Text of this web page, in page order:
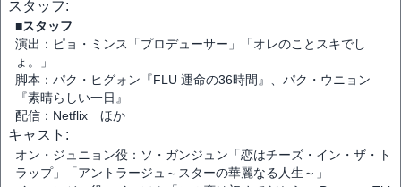
スタッフ:
■スタッフ
演出：ピョ・ミンス「プロデューサー」「オレのことスキでし
ょ。」
脚本：パク・ヒグォン『FLU 運命の36時間』、パク・ウニョン
『素晴らしい一日』
配信：Netflix ほか
キャスト:
オン・ジュニョン役：ソ・ガンジュン「恋はチーズ・イン・ザ・ト
ラップ」「アントラージュ～スターの華麗なる人生～」